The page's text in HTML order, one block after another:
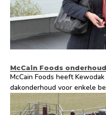
McCain Foods
McCain Foods heeft
dakonderhoud voor enkele